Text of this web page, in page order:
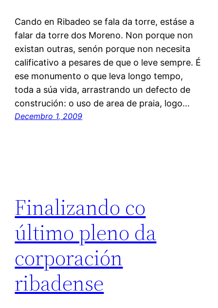
Cando en Ribadeo se fala da torre, estáse a
falar da torre dos Moreno. Non porque non
existan outras, senón porque non necesita
calificativo a pesares de que o leve sempre. É
ese monumento o que leva longo tempo,
toda a súa vida, arrastrando un defecto de
construción: o uso de area de praia, logo…
Decembro 1, 2009
Finalizando co
último pleno da
corporación
ribadense